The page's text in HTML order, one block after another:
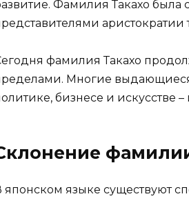
Фамилия Такахо
аристократии
фамилия Такахо
Многие выдающиеся
бизнесе и искусстве
японском языке существуют